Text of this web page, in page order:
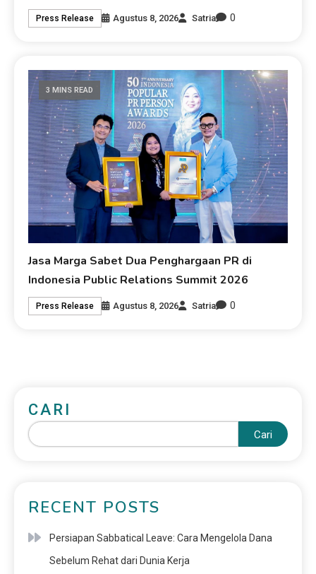
Press Release Agustus 8, 2026 Satria 0
3 MINS READ
Jasa Marga Sabet Dua Penghargaan PR di
Indonesia Public Relations Summit 2026
Press Release Agustus 8, 2026 Satria 0
CARI
Cari
RECENT POSTS
Persiapan Sabbatical Leave: Cara Mengelola Dana
Sebelum Rehat dari Dunia Kerja